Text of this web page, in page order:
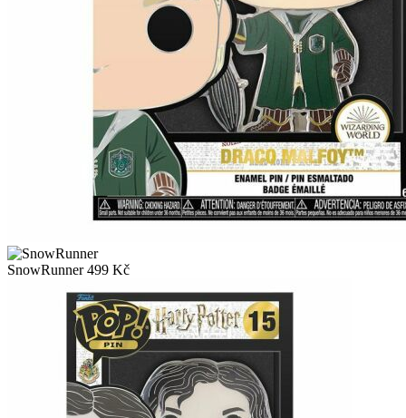
SnowRunner 499 Kč